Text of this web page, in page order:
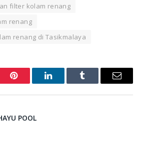
filter kolam renang
renang
renang di Tasikmalaya
Pinterest LinkedInTumblr Email
POOL